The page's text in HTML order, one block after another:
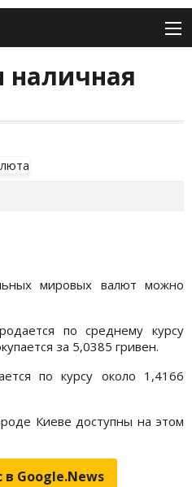
наличная
мировых валют можно
по среднему курсу
за 5,0385 гривен.
по курсу около 1,4166
Киеве доступны на этом
в Google.News